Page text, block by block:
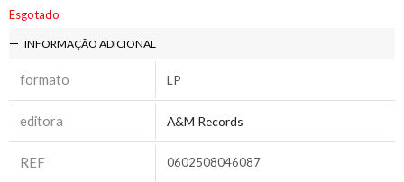
Esgotado
INFORMAÇÃO ADICIONAL
formato LP
editora A&M Records
REF 0602508046087